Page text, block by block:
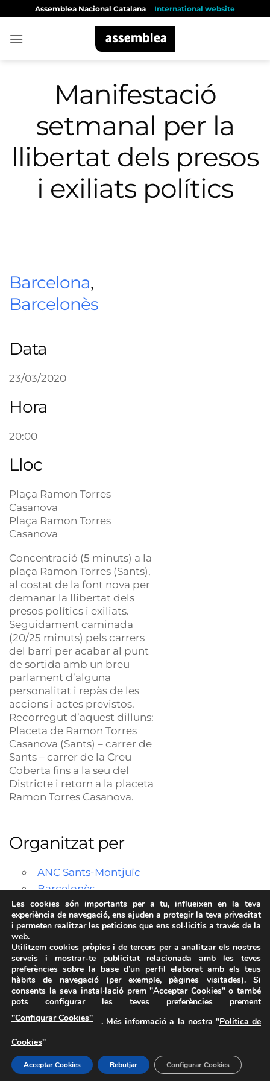
content
Assemblea Nacional Catalana International website
Manifestació
setmanal per la
llibertat dels presos
i exiliats polítics
Barcelona,
Barcelonès
Data
23/03/2020
Hora
20:00
Lloc
Plaça Ramon Torres
Casanova
Plaça Ramon Torres
Casanova
Concentració (5 minuts) a la
plaça Ramon Torres (Sants),
al costat de la font nova per
demanar la llibertat dels
presos polítics i exiliats.
Seguidament caminada
(20/25 minuts) pels carrers
del barri per acabar al punt
de sortida amb un breu
parlament d’alguna
personalitat i repàs de les
accions i actes previstos.
Recorregut d’aquest dilluns:
Placeta de Ramon Torres
Casanova (Sants) – carrer de
Sants – carrer de la Creu
Coberta fins a la seu del
Districte i retorn a la placeta
Ramon Torres Casanova.
Organitzat per
ANC Sants-Montjuïc
Barcelonès
FAQs
Carrer de la Marina, 315, 08025 Barcelona · 93 347 17 14
Les cookies són importants per a tu, influeixen en la teva
experiència de navegació, ens ajuden a protegir la teva privacitat
i permeten realitzar les peticions que ens sol·licitis a través de la
web.
Utilitzem cookies pròpies i de tercers per a analitzar els nostres
serveis i mostrar-te publicitat relacionada amb les teves
preferències sobre la base d’un perfil elaborat amb els teus
hàbits de navegació (per exemple, pàgines visitades). Si
consents la seva instal·lació prem "Acceptar Cookies" o també
pots configurar les teves preferències prement
"Configurar Cookies"
. Més informació a la nostra "Política de
Cookies"
Acceptar Cookies Rebutjar Configurar Cookies